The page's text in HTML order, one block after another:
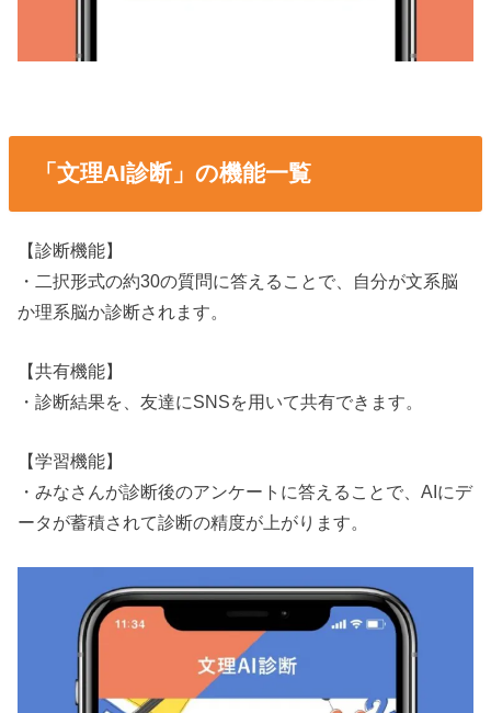
「文理AI診断」の機能一覧
【診断機能】
・二択形式の約30の質問に答えることで、自分が文系脳
か理系脳か診断されます。
【共有機能】
・診断結果を、友達にSNSを用いて共有できます。
【学習機能】
・みなさんが診断後のアンケートに答えることで、AIにデ
ータが蓄積されて診断の精度が上がります。